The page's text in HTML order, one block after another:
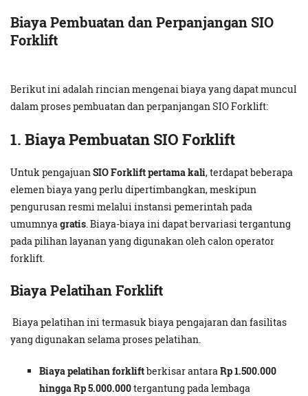
Biaya Pembuatan dan Perpanjangan SIO
Forklift
Berikut ini adalah rincian mengenai biaya yang dapat muncul
dalam proses pembuatan dan perpanjangan SIO Forklift:
1. Biaya Pembuatan SIO Forklift
Untuk pengajuanSIO Forklift pertama kali, terdapat beberapa
elemen biaya yang perlu dipertimbangkan, meskipun
pengurusan resmi melalui instansi pemerintah pada
umumnyagratis. Biaya-biaya ini dapat bervariasi tergantung
pada pilihan layanan yang digunakan oleh calon operator
forklift.
Biaya Pelatihan Forklift
Biaya pelatihan ini termasuk biaya pengajaran dan fasilitas
yang digunakan selama proses pelatihan.
Biaya pelatihan forkliftberkisar antaraRp 1.500.000
hingga Rp 5.000.000tergantung pada lembaga